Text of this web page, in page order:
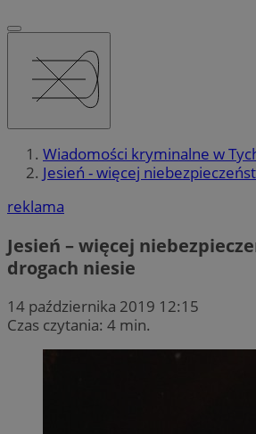
Wiadomości kryminalne w
Jesień - więcej
reklama
Jesień – więcej
drogach niesie
14 października 2019 12:15
Czas czytania: 4 min.